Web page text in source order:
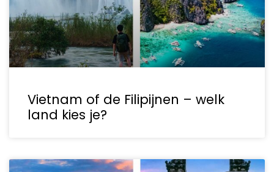
Vietnam of de Filipijnen – welk
land kies je?